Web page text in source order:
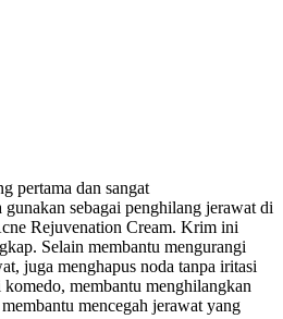
pertama dan sangat
sebagai penghilang jerawat di
Rejuvenation Cream. Krim ini
Selain membantu mengurangi
juga menghapus noda tanpa iritasi
membantu menghilangkan
mencegah jerawat yang